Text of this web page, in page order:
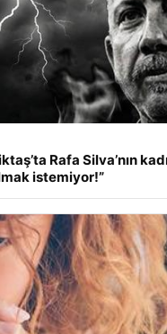
Rafa Silva’nın
istemiyor!”